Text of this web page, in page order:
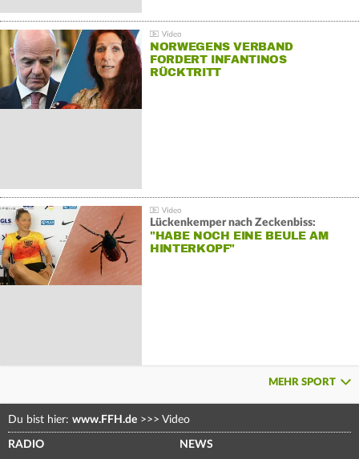
NORWEGENS VERBAND
FORDERT INFANTINOS
RÜCKTRITT
Lückenkemper nach Zeckenbiss:
"HABE NOCH EINE BEULE AM
HINTERKOPF"
MEHR SPORT
Du bist hier: www.FFH.de >>> Video
RADIO NEWS